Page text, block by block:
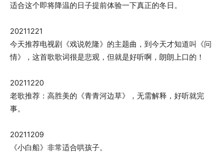
适合这个即将降温的日子提前体验一下真正的冬日。
20211221
今天推荐电视剧《戏说乾隆》的主题曲，到今天才知道叫《问
情》，这首歌歌词很是悲观，但就是好听啊，朗朗上口的！
20211220
老歌推荐：高胜美的《青青河边草》，无需解释，好听就完
事。
20211209
《小白船》非常适合哄孩子。